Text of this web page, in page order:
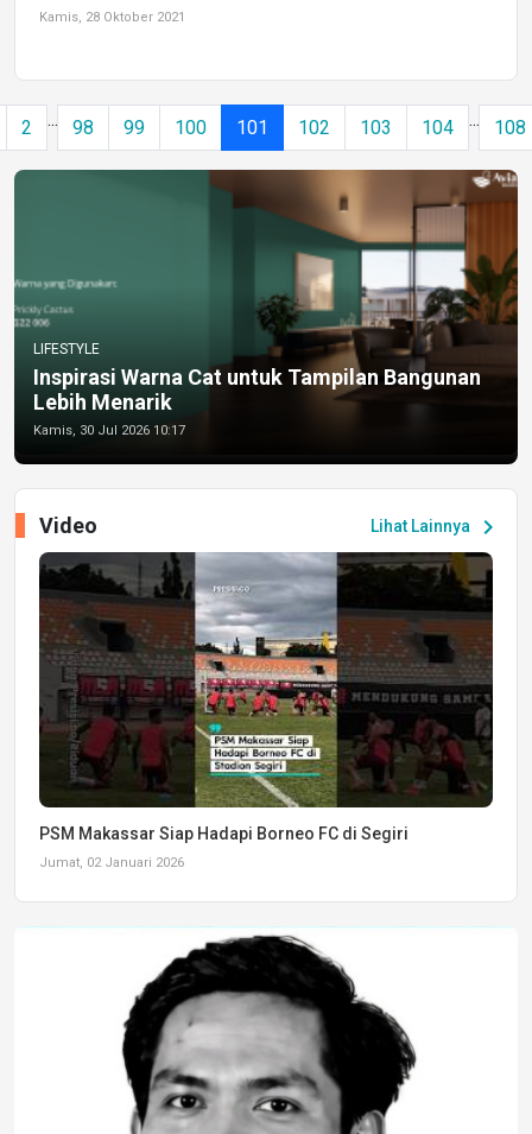
Kamis, 28 Oktober 2021
2 ... 98 99 100 101 102 103 104 ... 108
LIFESTYLE
Inspirasi Warna Cat untuk Tampilan Bangunan
Lebih Menarik
Kamis, 30 Jul 2026 10:17
Lihat Lainnya chevron_right
Video
PSM Makassar Siap Hadapi Borneo FC di Segiri
Jumat, 02 Januari 2026